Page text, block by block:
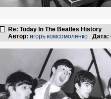
Re: Today In The Beatles History
Автор: игорь комсомоленко Дата: